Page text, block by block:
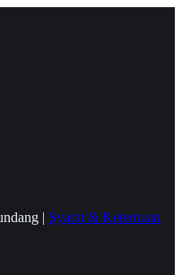
| Syarat & Ketentuan